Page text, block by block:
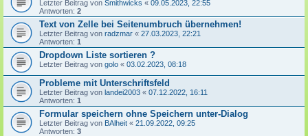
Letzter Beitrag von Smithwicks « 09.05.2023, 22:55
Antworten: 2
Text von Zelle bei Seitenumbruch übernehmen!
Letzter Beitrag von radzmar « 27.03.2023, 22:21
Antworten: 1
Dropdown Liste sortieren ?
Letzter Beitrag von golo « 03.02.2023, 08:18
Probleme mit Unterschriftsfeld
Letzter Beitrag von landei2003 « 07.12.2022, 16:11
Antworten: 1
Formular speichern ohne Speichern unter-Dialog
Letzter Beitrag von BAlheit « 21.09.2022, 09:25
Antworten: 3